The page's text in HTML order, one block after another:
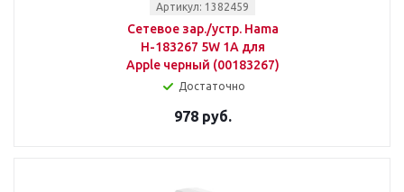
Артикул: 1382459
Сетевое зар./устр. Hama
H-183267 5W 1A для
Apple черный (00183267)
Достаточно
978 руб.